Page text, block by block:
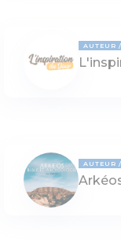
AUTEUR
AUTEUR